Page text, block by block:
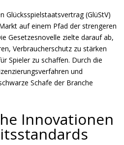
Glücksspielstaatsvertrag (GlüStV)
auf einem Pfad der strengeren
Gesetzesnovelle zielte darauf ab,
Verbraucherschutz zu stärken
Spieler zu schaffen. Durch die
und
Schafe der Branche
Innovationen